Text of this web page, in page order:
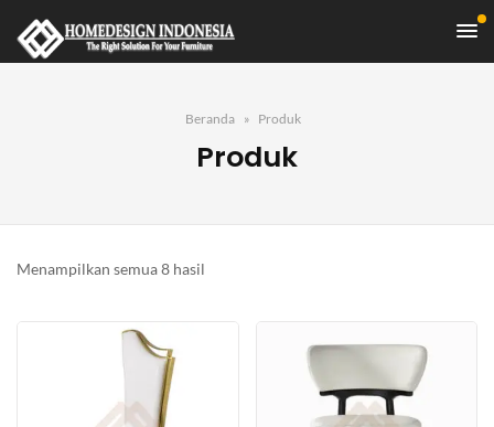
Beranda Produk
Produk
Menampilkan semua 8 hasil
yang